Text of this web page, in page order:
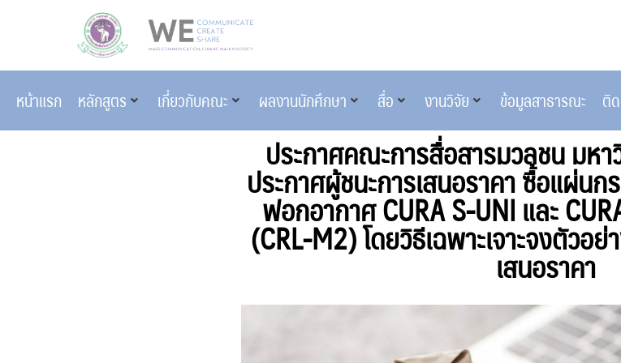
หน้าแรก หลักสูตร เกี่ยวกับคณะ ผลงานนักศึกษา สื่อ งานวิจัย ข้อมูลสาธารณะ ติ
ประกาศคณะการสื่อสารมวลชน มหา
ประกาศผู้ชนะการเสนอราคา ซื้อแผ่น
ฟอกอากาศ CURA S-UNI และ
(CRL-M2) โดยวิธีเฉพาะเจาะจงตัวอ
เสนอราคา